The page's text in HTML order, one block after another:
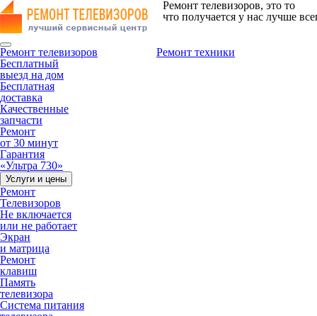
Ремонт телевизоров, это то
что получается у нас лучше
Ремонт телевизоров
Ремонт техники
Бесплатный
выезд на дом
Бесплатная
доставка
Качественные
запчасти
Ремонт
от 30 минут
Гарантия
«Ультра 730»
Услуги и цены
Ремонт
Телевизоров
Не включается
или не работает
Экран
и матрица
Ремонт
клавиш
Память
телевизора
Система питания